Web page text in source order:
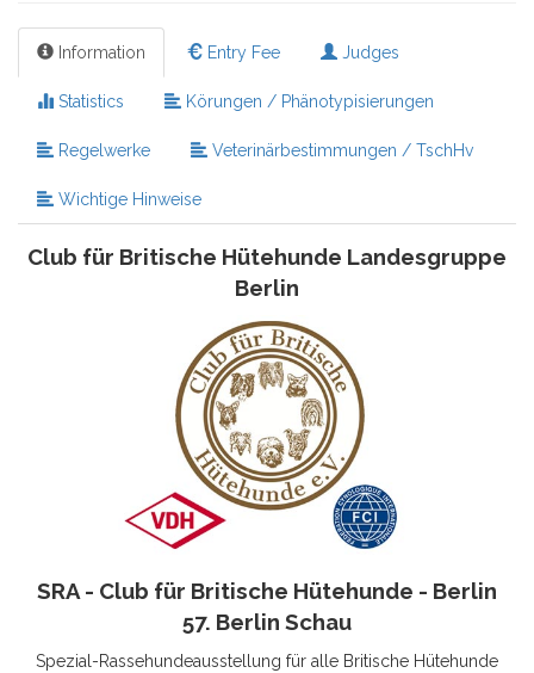
Information Entry Fee Judges
Statistics Körungen / Phänotypisierungen
Regelwerke Veterinärbestimmungen / TschHv
Wichtige Hinweise
Club für Britische Hütehunde Landesgruppe
Berlin
SRA - Club für Britische Hütehunde - Berlin
57. Berlin Schau
Spezial-Rassehundeausstellung für alle Britische Hütehunde